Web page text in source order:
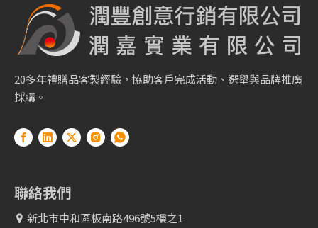
20多年禮贈品客製經驗，協助客戶完成活動、選舉與品牌推廣
採購。
聯絡我們
 新北市中和區板南路496號5樓之1